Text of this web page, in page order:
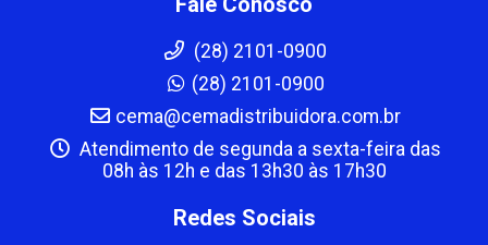
(28) 2101-0900
(28) 2101-0900
cema@cemadistribuidora.com.br
Atendimento de segunda a sexta-feira das
08h às 12h e das 13h30 às 17h30
Redes Sociais